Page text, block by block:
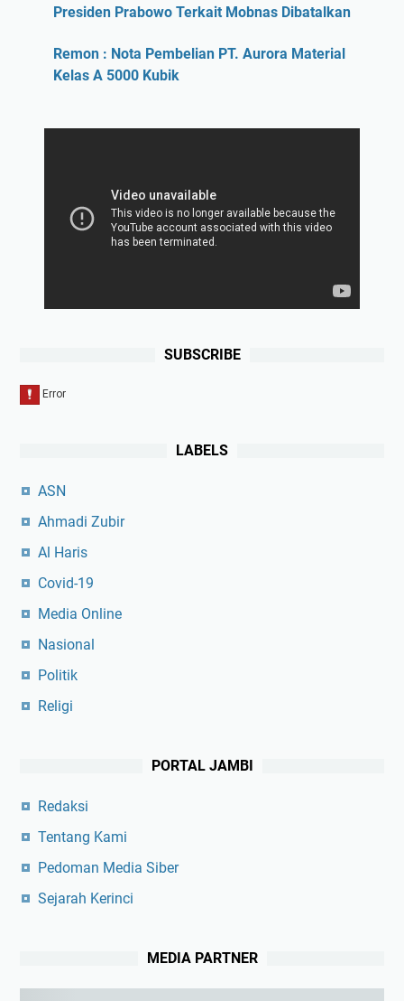
Presiden Prabowo Terkait Mobnas Dibatalkan
Remon : Nota Pembelian PT. Aurora Material
Kelas A 5000 Kubik
SUBSCRIBE
LABELS
ASN
Ahmadi Zubir
Al Haris
Covid-19
Media Online
Nasional
Politik
Religi
PORTAL JAMBI
Redaksi
Tentang Kami
Pedoman Media Siber
Sejarah Kerinci
MEDIA PARTNER